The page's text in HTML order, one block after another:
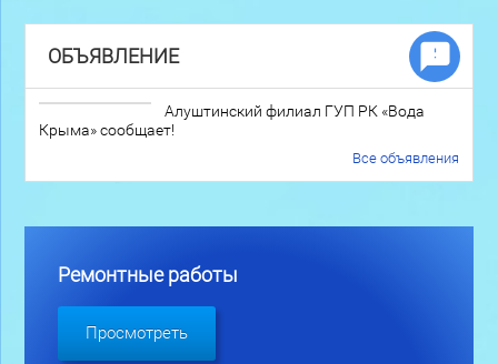
ОБЪЯВЛЕНИЕ
Алуштинский филиал ГУП РК «Вода
Крыма» сообщает!
Все объявления
Ремонтные работы
Просмотреть